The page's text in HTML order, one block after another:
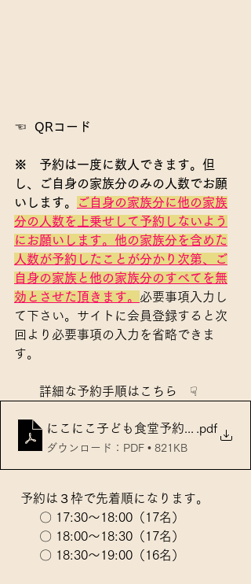
☜ QRコード
※　予約は一度に数人できます。但
し、ご自身の家族分のみの人数でお願
いします。
ご自身の家族分に他の家族
分の人数を上乗せして予約しないよう
にお願いします。他の家族分を含めた
人数が予約したことが分かり次第、ご
自身の家族と他の家族分のすべてを無
効とさせた頂きます。 必要事項入力し
て下さい。サイトに会員登録すると次
回より必要事項の入力を省略できま
す。
詳細な予約手順はこちら　☟
にこにこ子ども食堂予約方法.pdf
ダウンロード：PDF • 821KB
予約は３枠で先着順になります。
〇 17:30～18:00（17名）
〇 18:00～18:30（17名）
〇 18:30～19:00（16名）